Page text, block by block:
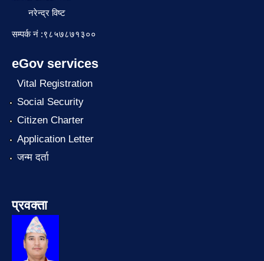
नरेन्द्र विष्ट
सम्पर्क नं :९८५७८७१३००
eGov services
Vital Registration
Social Security
Citizen Charter
Application Letter
जन्म दर्ता
प्रवक्ता